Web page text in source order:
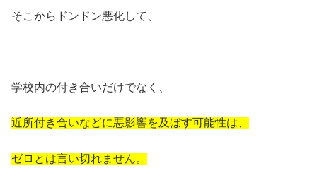
そこからドンドン悪化して、
学校内の付き合いだけでなく、
近所付き合いなどに悪影響を及ぼす可能性は、
ゼロとは言い切れません。